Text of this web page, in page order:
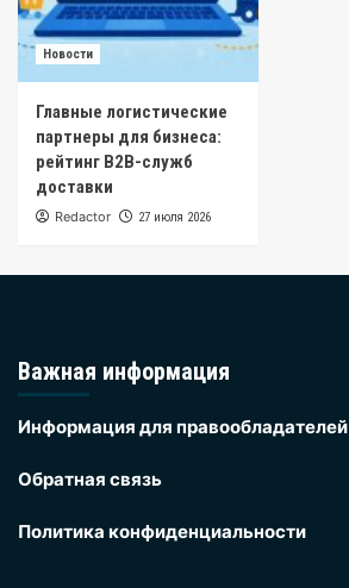
Новости
Главные логистические
партнеры для бизнеса:
рейтинг B2B-служб
доставки
Redactor 27 июля 2026
Важная информация
Информация для правообладателей
Обратная связь
Политика конфиденциальности